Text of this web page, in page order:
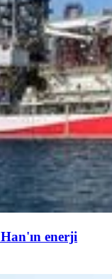
enerji